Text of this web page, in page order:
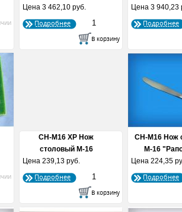
Цена 3 462,10 руб.
Подробнее
Цена 3 940,23
Подробнее
СН-М16 ХР Нож
столовый М-16
"Рапсодия...
Цена 239,13 руб.
Подробнее
СН-М16 Нож
М-16
Цена 224,35
Подробнее